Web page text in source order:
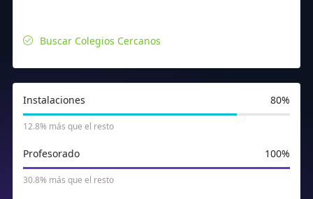
Buscar Colegios Cercanos
Instalaciones 80%
12.8% más que el resto
Profesorado 100%
30.8% más que el resto